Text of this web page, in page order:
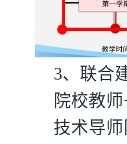
3、联合
院校教
技术导